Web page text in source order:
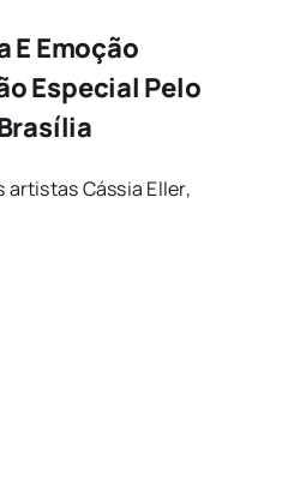
E Emoção
Especial Pelo
artistas Cássia Eller,